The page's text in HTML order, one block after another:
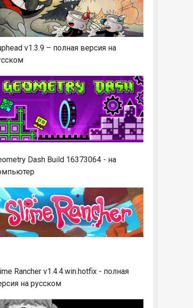
v1.3.9 – полная версия на
Dash Build 16373064 - на
Rancher v1.4.4.win.hotfix - полная
на русском